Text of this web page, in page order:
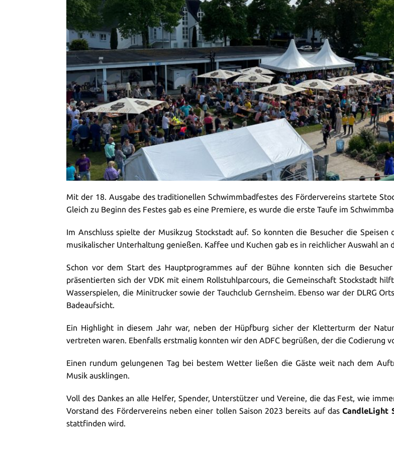
Mit der 18. Ausgabe des traditionellen Schwimmbadfestes des Fördervereins startete
Gleich zu Beginn des Festes gab es eine Premiere, es wurde die erste Taufe im
Im Anschluss spielte der Musikzug Stockstadt auf. So konnten die Besucher die
musikalischer Unterhaltung genießen. Kaffee und Kuchen gab es in reichlicher Auswahl
Schon vor dem Start des Hauptprogrammes auf der Bühne konnten sich die
präsentierten sich der VDK mit einem Rollstuhlparcours, die Gemeinschaft Stockstadt
Wasserspielen, die Minitrucker sowie der Tauchclub Gernsheim. Ebenso war der DLRG
Badeaufsicht.
Ein Highlight in diesem Jahr war, neben der Hüpfburg sicher der Kletterturm der
vertreten waren. Ebenfalls erstmalig konnten wir den ADFC begrüßen, der die Codierung
Einen rundum gelungenen Tag bei bestem Wetter ließen die Gäste weit nach dem
Musik ausklingen.
Voll des Dankes an alle Helfer, Spender, Unterstützer und Vereine, die das Fest, wie
Vorstand des Fördervereins neben einer tollen Saison 2023 bereits auf dasCandleLight
stattfinden wird.